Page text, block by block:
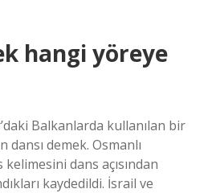
hangi yöreye
Balkanlarda kullanılan bir
demek. Osmanlı
dans açısından
kaydedildi. İsrail ve